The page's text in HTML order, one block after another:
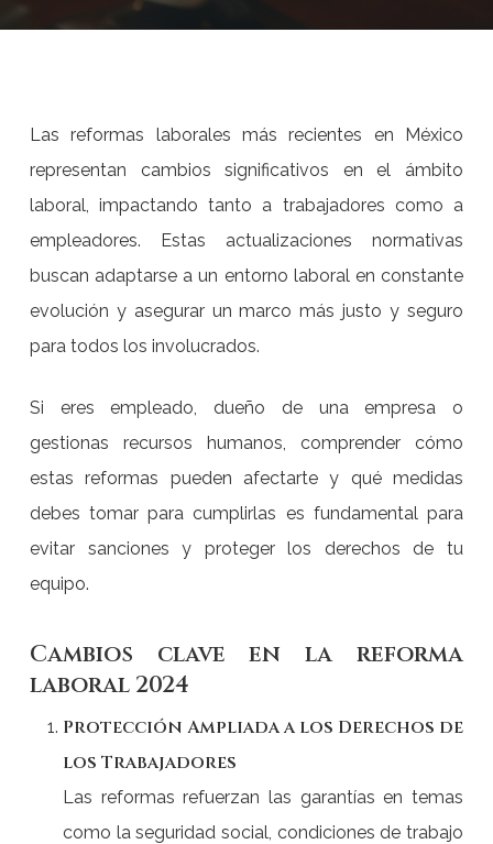
Las reformas laborales más recientes en México
representan cambios significativos en el ámbito
laboral, impactando tanto a trabajadores como a
empleadores. Estas actualizaciones normativas
buscan adaptarse a un entorno laboral en constante
evolución y asegurar un marco más justo y seguro
para todos los involucrados.
Si eres empleado, dueño de una empresa o
gestionas recursos humanos, comprender cómo
estas reformas pueden afectarte y qué medidas
debes tomar para cumplirlas es fundamental para
evitar sanciones y proteger los derechos de tu
equipo.
Cambios clave en la reforma
laboral 2024
Protección Ampliada a los Derechos de
los Trabajadores
Las reformas refuerzan las garantías en temas
como la seguridad social, condiciones de trabajo